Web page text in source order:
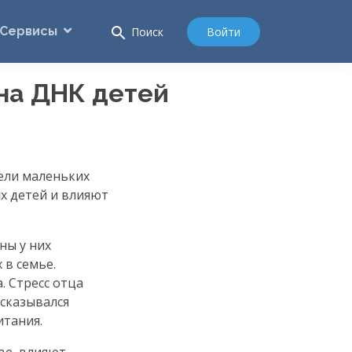
Сервисы search Поиск Войти
ДНК детей
маленьких
детей и влияют
у них
в семье.
. Стресс отца